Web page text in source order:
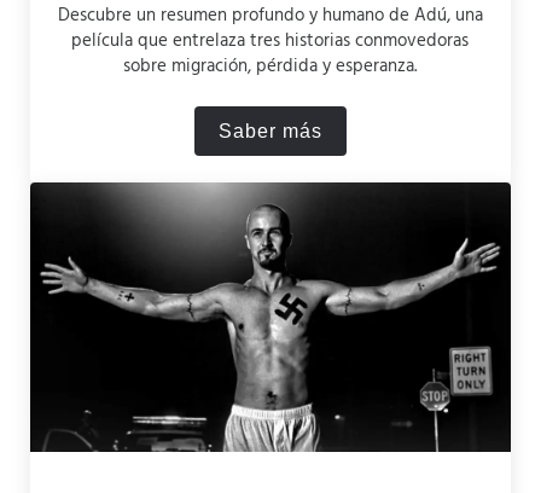
Descubre un resumen profundo y humano de Adú, una
película que entrelaza tres historias conmovedoras
sobre migración, pérdida y esperanza.
Saber másResumen de la película